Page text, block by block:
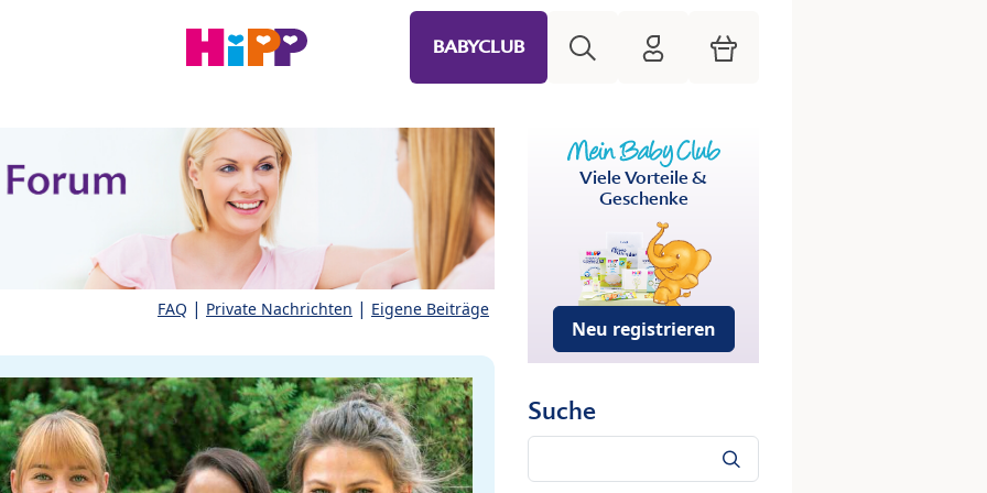
BABYCLUB HiPP Mein Babyclub
Warenkorb
FAQ | Private Nachrichten | Eigene Beiträge
Viele Vorteile &
Geschenke
Neu registrieren
Suche